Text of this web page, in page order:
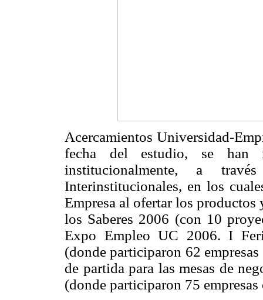
Acercamientos Universidad-
fecha del estudio, se han
institucionalmente, a
Interinstitucionales, en los
Empresa al ofertar los
los Saberes 2006 (con 10
Expo Empleo UC 2006. I
(donde participaron 62
de partida para las mesas de
(donde participaron 75